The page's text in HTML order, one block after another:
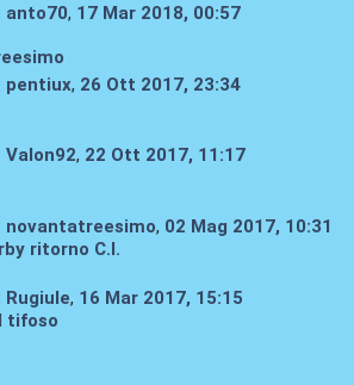
anto70, 17 Mar 2018, 00:57
pentiux, 26 Ott 2017, 23:34
Valon92, 22 Ott 2017, 11:17
novantatreesimo, 02 Mag 2017, 10:31
ritorno C.I.
Rugiule, 16 Mar 2017, 15:15
tifoso